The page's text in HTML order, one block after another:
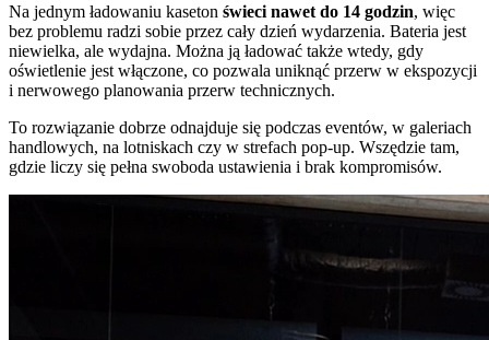
Na jednym ładowaniu kaseton świeci nawet do 14 godzin, więc
bez problemu radzi sobie przez cały dzień wydarzenia. Bateria jest
niewielka, ale wydajna. Można ją ładować także wtedy, gdy
oświetlenie jest włączone, co pozwala uniknąć przerw w ekspozycji
i nerwowego planowania przerw technicznych.
To rozwiązanie dobrze odnajduje się podczas eventów, w galeriach
handlowych, na lotniskach czy w strefach pop-up. Wszędzie tam,
gdzie liczy się pełna swoboda ustawienia i brak kompromisów.